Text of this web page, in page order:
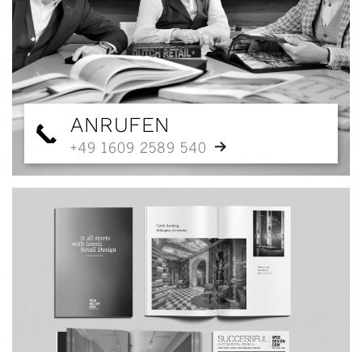
ANRUFEN
+49 1609 2589 540